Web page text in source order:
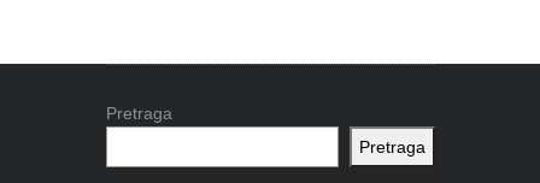
Pretraga
Pretraga